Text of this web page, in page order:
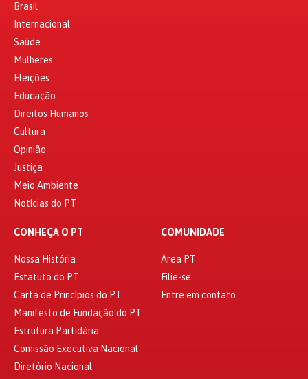
Brasil
Internacional
Saúde
Mulheres
Eleições
Educação
Direitos Humanos
Cultura
Opinião
Justiça
Meio Ambiente
Notícias do PT
CONHEÇA O PT
Nossa História
Estatuto do PT
Carta de Princípios do PT
Manifesto de Fundação do PT
Estrutura Partidária
Comissão Executiva Nacional
Diretório Nacional
COMUNIDADE
Área PT
Filie-se
Entre em contato